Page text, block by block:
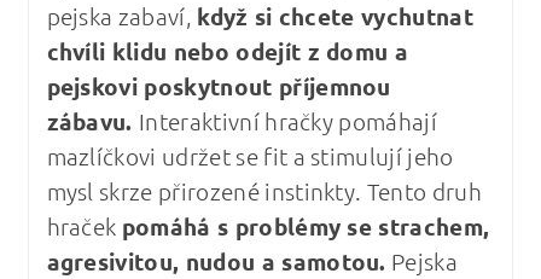
pejska zabaví, když si chcete vychutnat
chvíli klidu nebo odejít z domu a
pejskovi poskytnout příjemnou
zábavu. Interaktivní hračky pomáhají
mazlíčkovi udržet se fit a stimulují jeho
mysl skrze přirozené instinkty. Tento druh
hraček pomáhá s problémy se strachem,
agresivitou, nudou a samotou. Pejska